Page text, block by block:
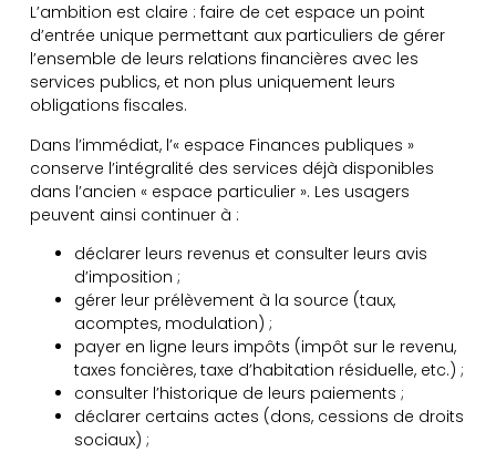
L’ambition est claire : faire de cet espace un point
d’entrée unique permettant aux particuliers de gérer
l’ensemble de leurs relations financières avec les
services publics, et non plus uniquement leurs
obligations fiscales.
Dans l’immédiat, l’« espace Finances publiques »
conserve l’intégralité des services déjà disponibles
dans l’ancien « espace particulier ». Les usagers
peuvent ainsi continuer à :
déclarer leurs revenus et consulter leurs avis
d’imposition ;
gérer leur prélèvement à la source (taux,
acomptes, modulation) ;
payer en ligne leurs impôts (impôt sur le revenu,
taxes foncières, taxe d’habitation résiduelle, etc.) ;
consulter l’historique de leurs paiements ;
déclarer certains actes (dons, cessions de droits
sociaux) ;